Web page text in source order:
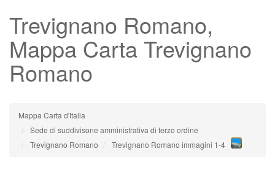
Trevignano Romano,
Mappa Carta Trevignano
Romano
Mappa Carta d'Italia
Sede di suddivisone amministrativa di terzo ordine
Trevignano Romano
Trevignano Romano immagini 1-4